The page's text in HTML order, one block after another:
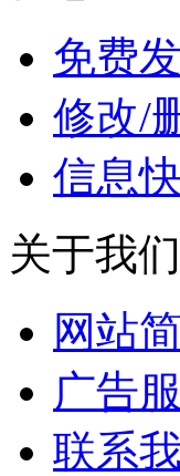
免费
修改/
信息
关于我们
网站
广告
联系